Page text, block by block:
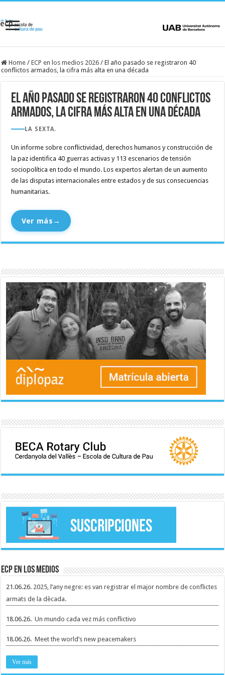
Home / ECP en los medios 2026 / El año pasado se registraron 40
conflictos armados, la cifra más alta en una década
El año pasado se registraron 40 conflictos
armados, la cifra más alta en una década
LA SEXTA.
Un informe sobre conflictividad, derechos humanos y construcción de
la paz identifica 40 guerras activas y 113 escenarios de tensión
sociopolítica en todo el mundo. Los expertos alertan de un aumento
de las disputas internacionales entre estados y de sus consecuencias
humanitarias.
Ver más →
ECP en los medios
21.06.26. 2025, l’any negre: es van registrar el major nombre de conflictes
armats de la dècada.
18.06.26.Un mundo cada vez más conflictivo
18.06.26.Meet the world’s new peacemakers
Ver más